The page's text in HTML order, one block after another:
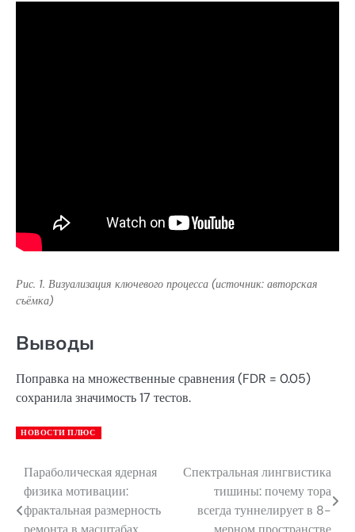
Рис. 1. Визуализация ключевого процесса (источник: авторская
съёмка)
Выводы
Поправка на множественные сравнения (FDR = 0.05)
сохранила значимость 17 тестов.
НОВОСТИ ПЛЮС
Навигация
по
Параболическая ядерная
физика мотивации:
фрактальная размерность
Спектральная лингвистика
тишины: почему тора
всегда туннелирует в 8-